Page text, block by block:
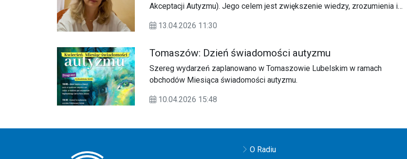
Akceptacji Autyzmu). Jego celem jest zwiększenie wiedzy, zrozumienia i
do nauczenia i zrobienia. Tomaszowski Specjalny Ośrodek Szkolno-
na temat autyzmu poszerzać. W tym roku również zaplanowano szereg
wydarzeń w ramach Dnia Świadomości Autyzmu. Zapraszamy do
wysłuchania rozmowy z Eweliną Mróz, dyrektor SOSW im. Janusza Korczaka
13.04.2026 11:30
Tomaszów: Dzień świadomości autyzmu
Szereg wydarzeń zaplanowano w Tomaszowie Lubelskim w ramach
obchodów Miesiąca świadomości autyzmu.
10.04.2026 15:48
O Radiu